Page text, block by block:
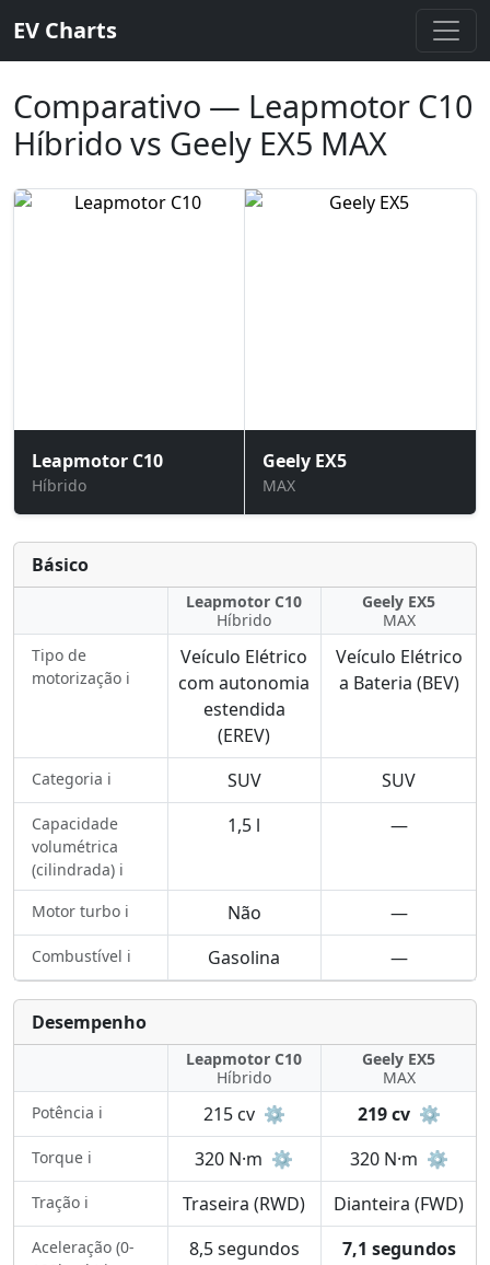
EV Charts
Comparativo — Leapmotor C10
Híbrido vs Geely EX5 MAX
Leapmotor C10
Híbrido
Geely EX5
MAX
Básico
Leapmotor C10
Híbrido
Geely EX5
MAX
Tipo de
motorização ℹ️
Veículo Elétrico
com autonomia
estendida
(EREV)
Veículo Elétrico
a Bateria (BEV)
Categoria ℹ️ SUV SUV
Capacidade
volumétrica
(cilindrada) ℹ️
1,5 l —
Motor turbo ℹ️ Não —
Combustível ℹ️ Gasolina —
Desempenho
Leapmotor C10
Híbrido
Geely EX5
MAX
Potência ℹ️
215 cv ⚙️ 219 cv ⚙️
Torque ℹ️ 320 N·m ⚙️ 320 N·m ⚙️
Tração ℹ️ Traseira (RWD) Dianteira (FWD)
Aceleração (0-
8,5 segundos 7,1 segundos